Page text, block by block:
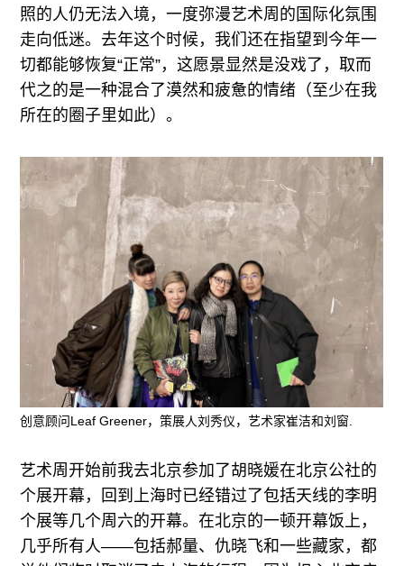
照的人仍无法入境，一度弥漫艺术周的国际化氛围
走向低迷。去年这个时候，我们还在指望到今年一
切都能够恢复“正常”，这愿景显然是没戏了，取而
代之的是一种混合了漠然和疲惫的情绪（至少在我
所在的圈子里如此）。
创意顾问Leaf Greener，策展人刘秀仪，艺术家崔洁和刘窗.
艺术周开始前我去北京参加了胡晓媛在北京公社的
个展开幕，回到上海时已经错过了包括天线的李明
个展等几个周六的开幕。在北京的一顿开幕饭上，
几乎所有人——包括郝量、仇晓飞和一些藏家，都